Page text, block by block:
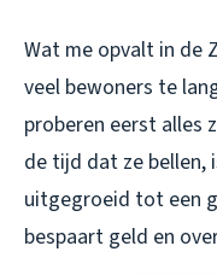
Wat me opvalt in de
veel bewoners te
proberen eerst alles
de tijd dat ze bellen,
uitgegroeid tot een
bespaart geld en